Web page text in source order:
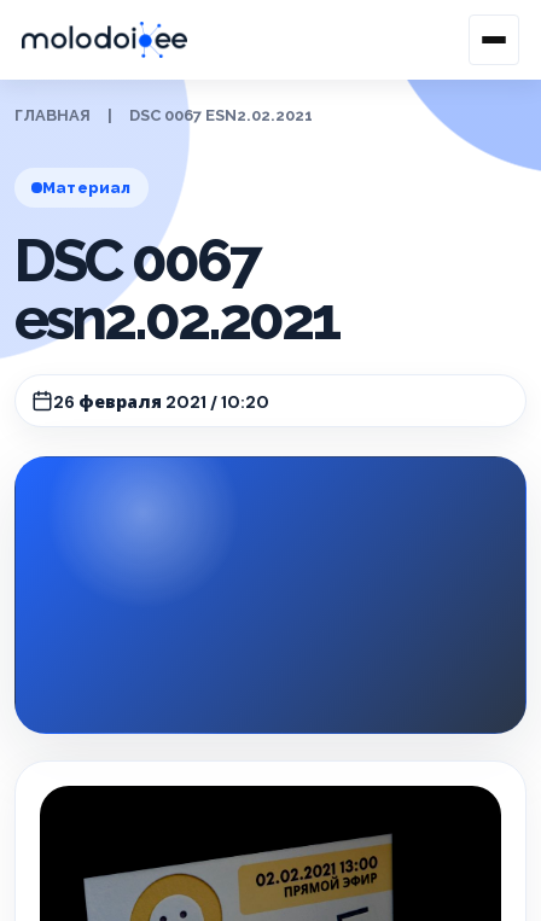
ГЛАВНАЯ DSC 0067 ESN2.02.2021
Материал
DSC 0067
esn2.02.2021
26 февраля 2021 / 10:20